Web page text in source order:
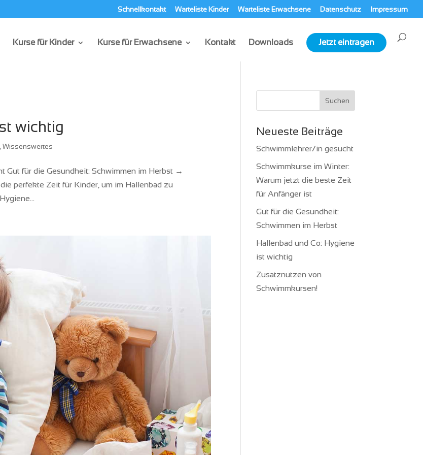
Schnellkontakt Warteliste Kinder Warteliste Erwachsene Datenschutz Impressum
Kurse für Kinder Kurse für Erwachsene Kontakt Downloads Jetzt eintragen
wichtig
,Wissenswertes
für die Gesundheit: Schwimmen im Herbst →
perfekte Zeit für Kinder, um im Hallenbad zu
Neueste Beiträge
Schwimmlehrer/in gesucht
Schwimmkurse im Winter:
Warum jetzt die beste Zeit
für Anfänger ist
Gut für die Gesundheit:
Schwimmen im Herbst
Hallenbad und Co: Hygiene
ist wichtig
Zusatznutzen von
Schwimmkursen!